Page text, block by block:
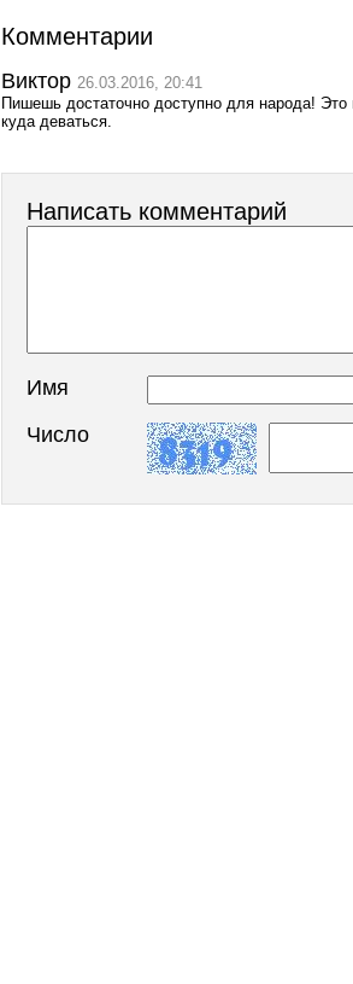
Комментарии
Виктор 26.03.2016, 20:41
Пишешь достаточно доступно для народа!
куда деваться.
Написать комментарий
Имя
Число